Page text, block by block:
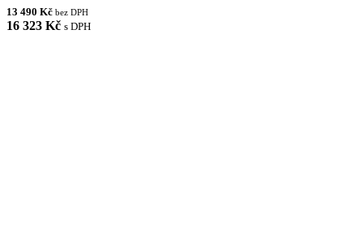
13 490 Kč bez DPH
16 323 Kč s DPH